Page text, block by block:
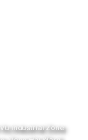
Industrial Zone